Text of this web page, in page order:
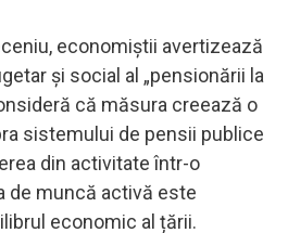
economiștii avertizează
și social al „pensionării la
că măsura creează o
sistemului de pensii publice
din activitate într-o
de muncă activă este
economic al țării.